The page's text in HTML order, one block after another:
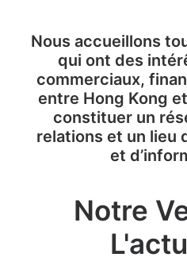
Nous accueillons
qui ont des
commerciaux,
entre Hong Kong
constituer un
relations et un lieu
et
Notre